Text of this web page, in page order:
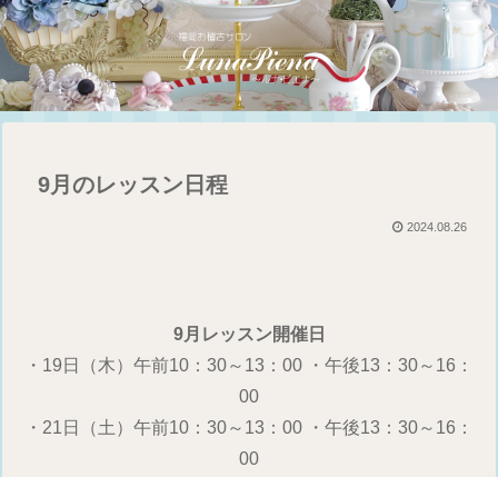
9月のレッスン日程
2024.08.26
9月レッスン開催日
・19日（木）午前10：30～13：00 ・午後13：30～16：
00
・21日（土）午前10：30～13：00 ・午後13：30～16：
00